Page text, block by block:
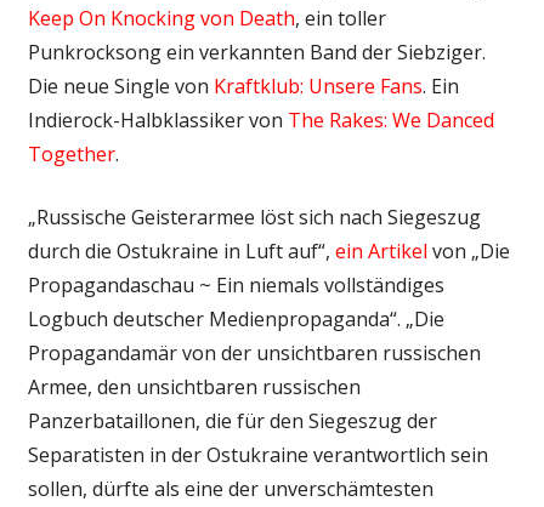
Keep On Knocking von Death, ein toller
Punkrocksong ein verkannten Band der Siebziger.
Die neue Single von Kraftklub: Unsere Fans. Ein
Indierock-Halbklassiker von The Rakes: We Danced
Together.
„Russische Geisterarmee löst sich nach Siegeszug
durch die Ostukraine in Luft auf“, ein Artikel von „Die
Propagandaschau ~ Ein niemals vollständiges
Logbuch deutscher Medienpropaganda“. „Die
Propagandamär von der unsichtbaren russischen
Armee, den unsichtbaren russischen
Panzerbataillonen, die für den Siegeszug der
Separatisten in der Ostukraine verantwortlich sein
sollen, dürfte als eine der unverschämtesten